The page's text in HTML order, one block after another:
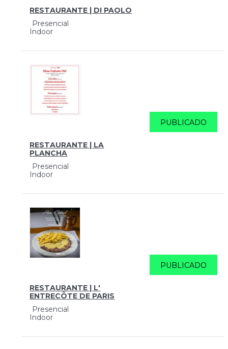
RESTAURANTE | DI PAOLO
Presencial
Indoor
RESTAURANTE | LA
PLANCHA
Presencial
Indoor
PUBLICADO
RESTAURANTE | L'
ENTRECÔTE DE PARIS
Presencial
Indoor
PUBLICADO